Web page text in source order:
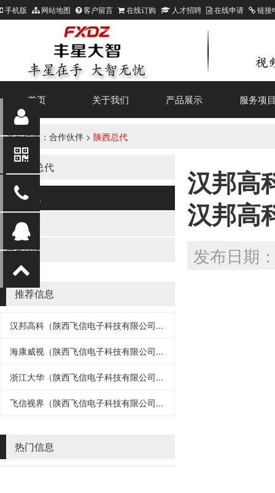
手机版 网站地图 客户留言 在线订购 人才招聘 在线申请 链接
首页 关于我们 产品展示 服务项
当前位置： 合作伙伴 > 陕西总代
陕西总代
陕西总代
厂家直营
自主品牌
推荐信息
汉邦高科（陕西飞信电子科技有限公司...
海康威视（陕西飞信电子科技有限公司...
浙江大华（陕西飞信电子科技有限公司...
飞信视界（陕西飞信电子科技有限公司...
热门信息
汉邦高
汉邦高
发布日期